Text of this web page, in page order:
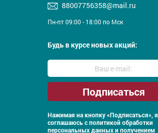
88007756358@mail.ru
Пн-пт 09:00 - 18:00 по Мск
Будь в курсе новых акций:
Нажимая на кнопку «Подписаться», я
соглашаюсь с политикой обработки
персональных данных и получением